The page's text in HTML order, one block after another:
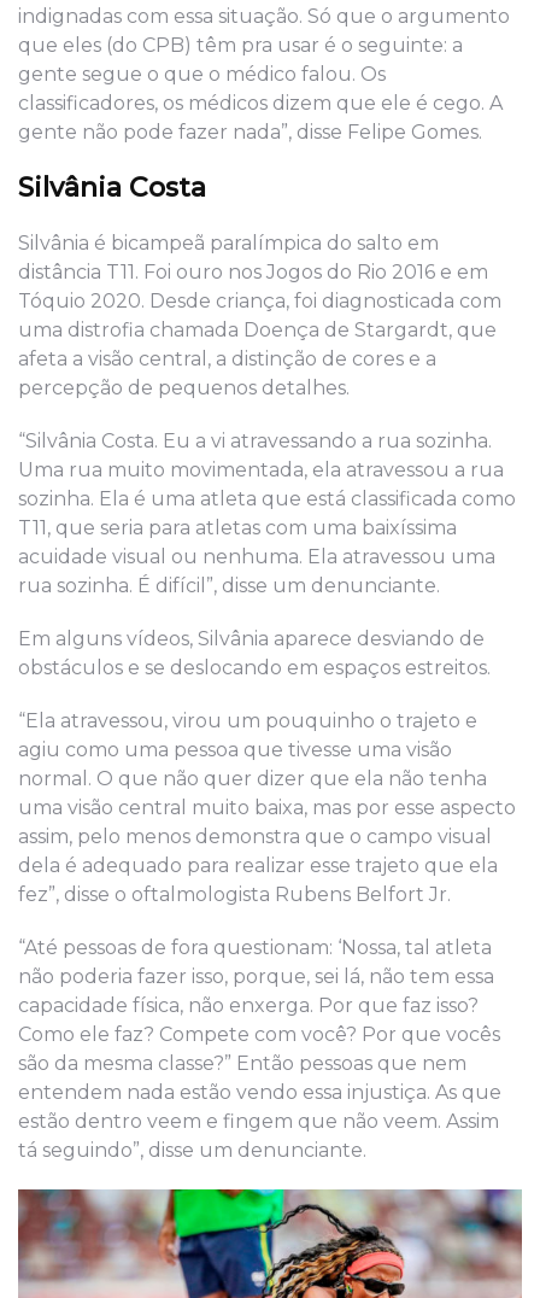
indignadas com essa situação. Só que o argumento
que eles (do CPB) têm pra usar é o seguinte: a
gente segue o que o médico falou. Os
classificadores, os médicos dizem que ele é cego. A
gente não pode fazer nada”, disse Felipe Gomes.
Silvânia Costa
Silvânia é bicampeã paralímpica do salto em
distância T11. Foi ouro nos Jogos do Rio 2016 e em
Tóquio 2020. Desde criança, foi diagnosticada com
uma distrofia chamada Doença de Stargardt, que
afeta a visão central, a distinção de cores e a
percepção de pequenos detalhes.
“Silvânia Costa. Eu a vi atravessando a rua sozinha.
Uma rua muito movimentada, ela atravessou a rua
sozinha. Ela é uma atleta que está classificada como
T11, que seria para atletas com uma baixíssima
acuidade visual ou nenhuma. Ela atravessou uma
rua sozinha. É difícil”, disse um denunciante.
Em alguns vídeos, Silvânia aparece desviando de
obstáculos e se deslocando em espaços estreitos.
“Ela atravessou, virou um pouquinho o trajeto e
agiu como uma pessoa que tivesse uma visão
normal. O que não quer dizer que ela não tenha
uma visão central muito baixa, mas por esse aspecto
assim, pelo menos demonstra que o campo visual
dela é adequado para realizar esse trajeto que ela
fez”, disse o oftalmologista Rubens Belfort Jr.
“Até pessoas de fora questionam: ‘Nossa, tal atleta
não poderia fazer isso, porque, sei lá, não tem essa
capacidade física, não enxerga. Por que faz isso?
Como ele faz? Compete com você? Por que vocês
são da mesma classe?” Então pessoas que nem
entendem nada estão vendo essa injustiça. As que
estão dentro veem e fingem que não veem. Assim
tá seguindo”, disse um denunciante.